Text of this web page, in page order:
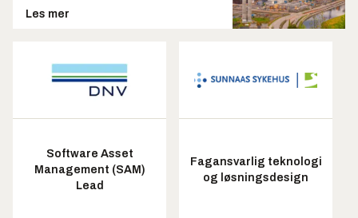
Les mer
Software Asset
Management (SAM)
Lead
Fagansvarlig teknologi
og løsningsdesign